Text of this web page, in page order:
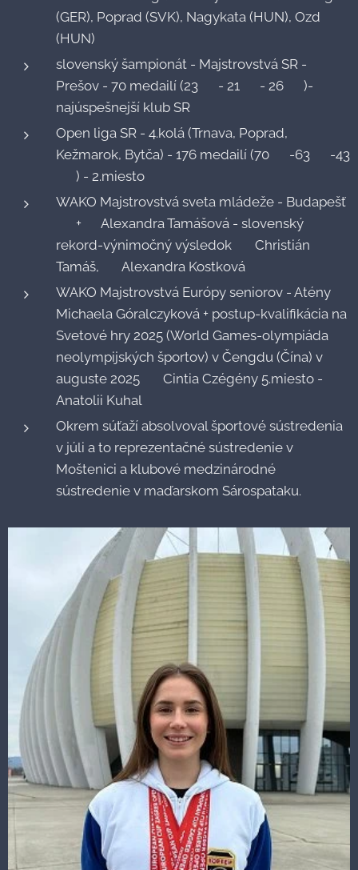
(GER), Poprad (SVK), Nagykata (HUN), Ozd
(HUN)
slovenský šampionát - Majstrovstvá SR -
Prešov - 70 medailí (23🥇 - 21🥈 - 26🥉 )-
najúspešnejší klub SR
Open liga SR - 4.kolá (Trnava, Poprad,
Kežmarok, Bytča) - 176 medailí (70🥇 -63🥈 -43
🥉 ) - 2.miesto
WAKO Majstrovstvá sveta mládeže - Budapešť
🥇 +🥇 Alexandra Tamášová - slovenský
rekord-výnimočný výsledok 🥉 Christián
Tamáš, 🥉 Alexandra Kostková
WAKO Majstrovstvá Európy seniorov - Atény🥉
Michaela Góralczyková + postup-kvalifikácia na
Svetové hry 2025 (World Games-olympiáda
neolympijských športov) v Čengdu (Čína) v
auguste 2025 🥉 Cintia Czégény 5.miesto -
Anatolii Kuhal
Okrem súťaží absolvoval športové sústredenia
v júli a to reprezentačné sústredenie v
Moštenici a klubové medzinárodné
sústredenie v maďarskom Sárospataku.